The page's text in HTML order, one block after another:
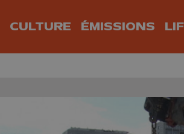
CULTURE ÉMISSIONS